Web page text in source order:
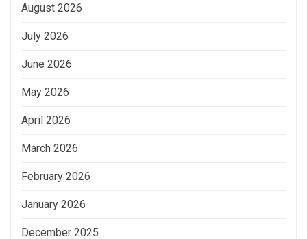
August 2026
July 2026
June 2026
May 2026
April 2026
March 2026
February 2026
January 2026
December 2025